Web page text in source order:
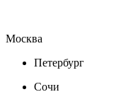
Москва
Петербург
Сочи